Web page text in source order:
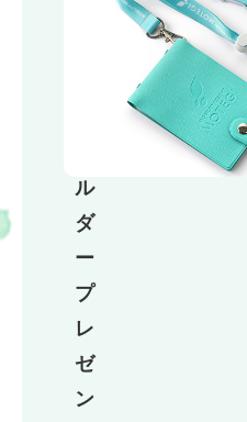
ル
ダ
ー
プ
レ
ゼ
ン